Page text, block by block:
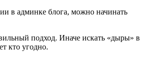
в админке блога, можно начинать
подход. Иначе искать «дыры» в
кто угодно.